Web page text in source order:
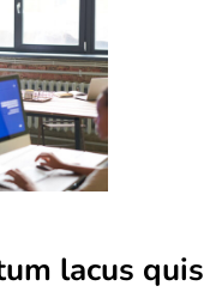
lacus quis